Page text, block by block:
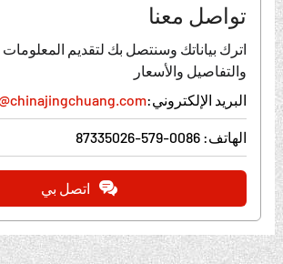
تواصل معنا
اترك بياناتك وسنتصل بك لتقديم المعلومات
والتفاصيل والأسعار
البريد الإلكتروني:
الهاتف: 0086-579-87335026
اتصل بي